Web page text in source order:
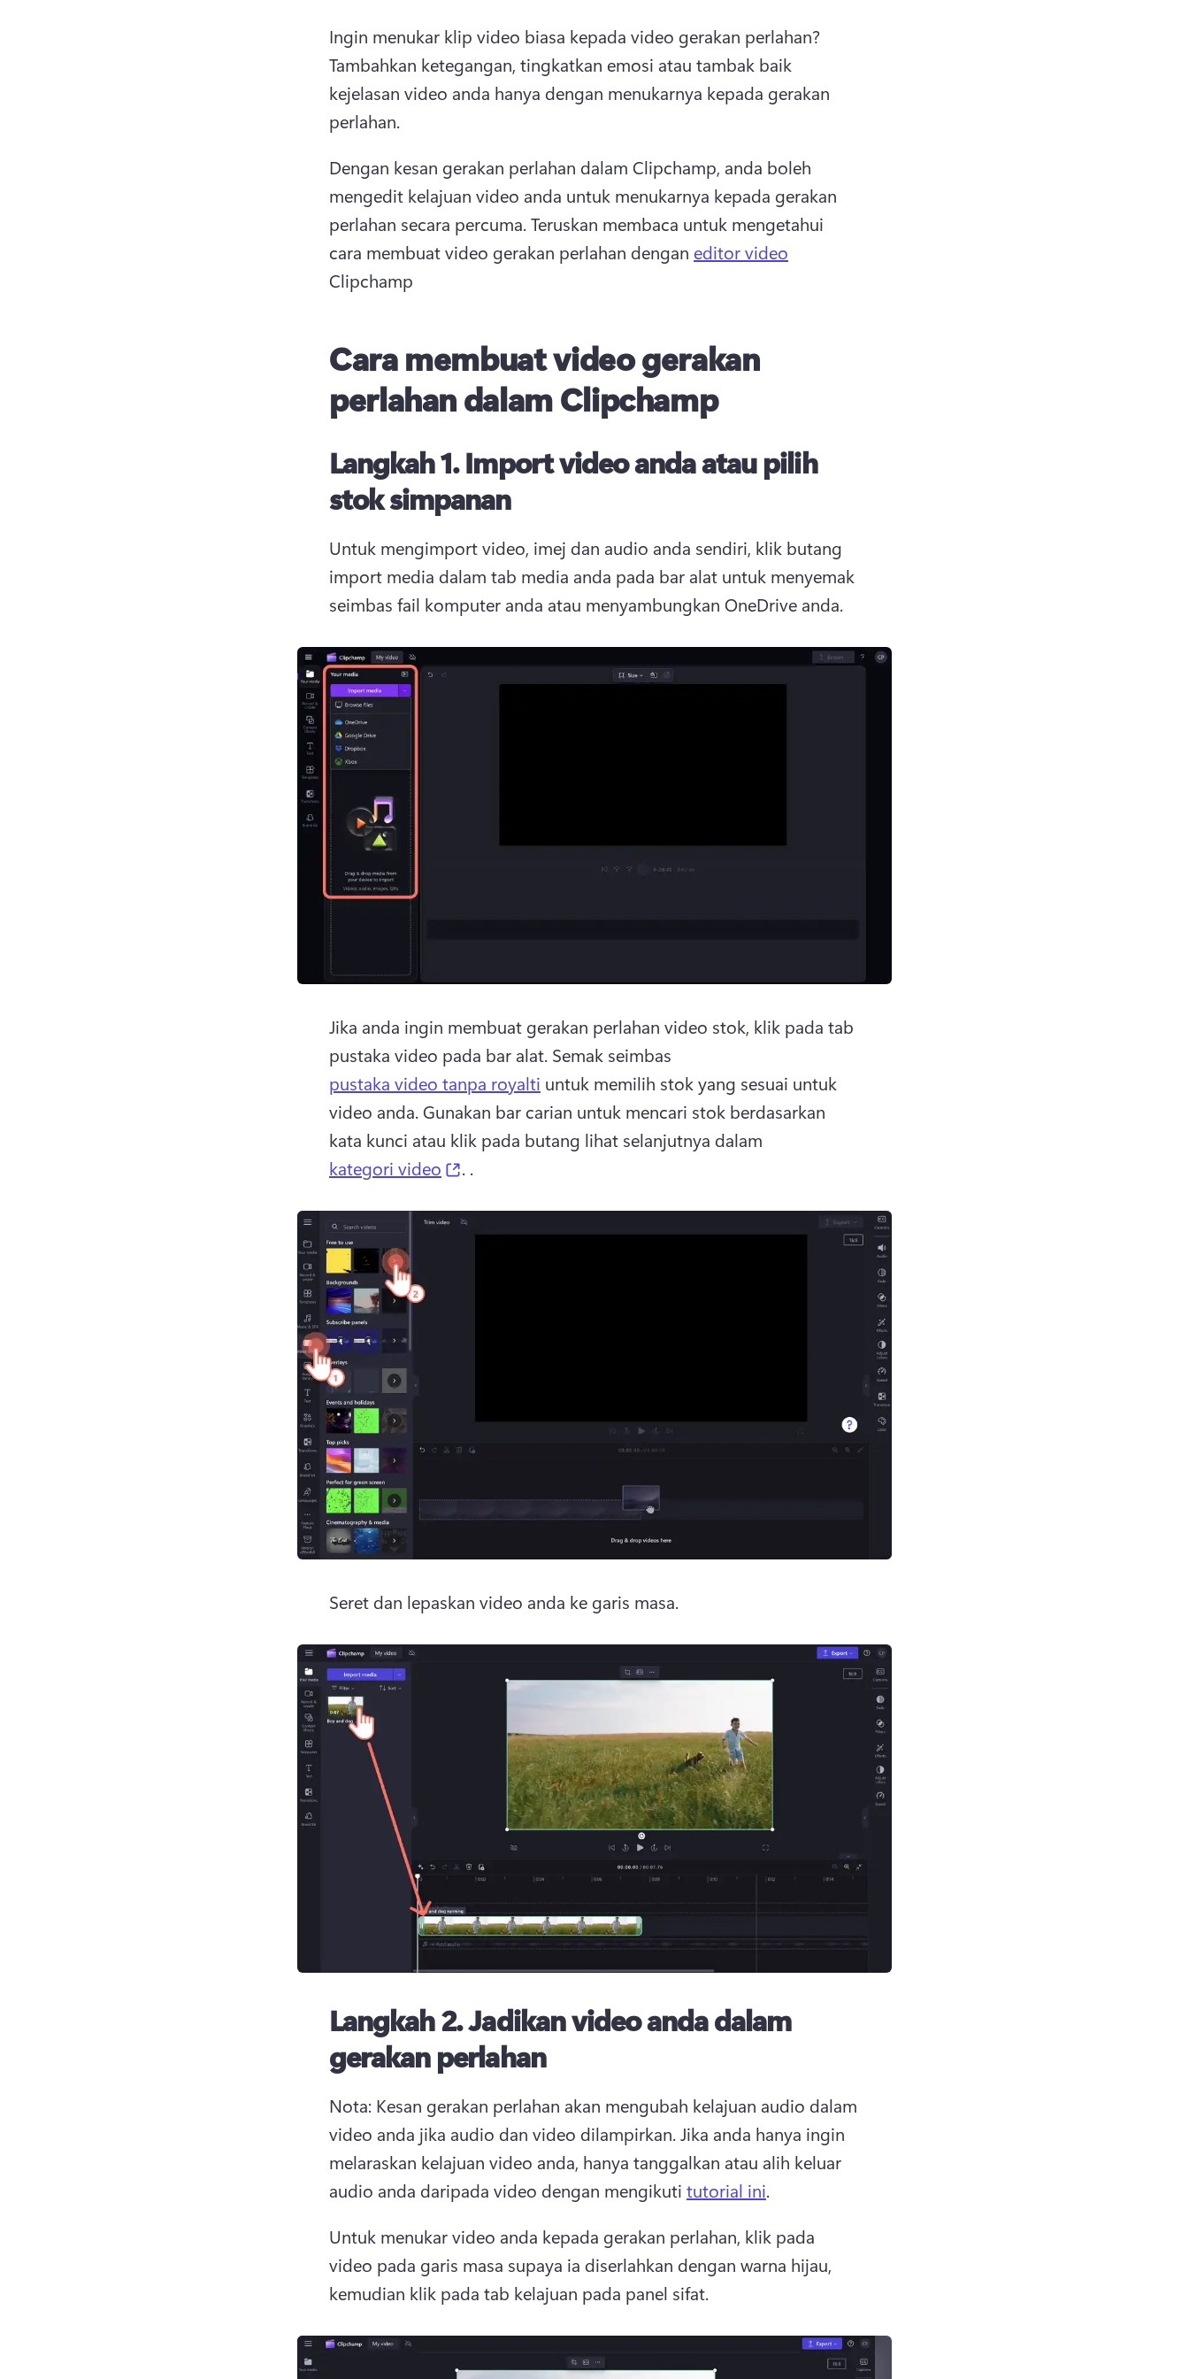
Ingin menukar klip video biasa kepada video gerakan perlahan?
Tambahkan ketegangan, tingkatkan emosi atau tambak baik
kejelasan video anda hanya dengan menukarnya kepada gerakan
perlahan.
Dengan kesan gerakan perlahan dalam Clipchamp, anda boleh
mengedit kelajuan video anda untuk menukarnya kepada gerakan
perlahan secara percuma. Teruskan membaca untuk mengetahui
cara membuat video gerakan perlahan dengan editor video
Clipchamp
Cara membuat video gerakan
perlahan dalam Clipchamp
Langkah 1. Import video anda atau pilih
stok simpanan
Untuk mengimport video, imej dan audio anda sendiri, klik butang
import media dalam tab media anda pada bar alat untuk menyemak
seimbas fail komputer anda atau menyambungkan OneDrive anda.
Jika anda ingin membuat gerakan perlahan video stok, klik pada tab
pustaka video pada bar alat. Semak seimbas
pustaka video tanpa royalti untuk memilih stok yang sesuai untuk
video anda. Gunakan bar carian untuk mencari stok berdasarkan
kata kunci atau klik pada butang lihat selanjutnya dalam
kategori video
(opens in a new tab)
. .
Seret dan lepaskan video anda ke garis masa.
Langkah 2. Jadikan video anda dalam
gerakan perlahan
Nota: Kesan gerakan perlahan akan mengubah kelajuan audio dalam
video anda jika audio dan video dilampirkan. Jika anda hanya ingin
melaraskan kelajuan video anda, hanya tanggalkan atau alih keluar
audio anda daripada video dengan mengikuti tutorial ini.
Untuk menukar video anda kepada gerakan perlahan, klik pada
video pada garis masa supaya ia diserlahkan dengan warna hijau,
kemudian klik pada tab kelajuan pada panel sifat.